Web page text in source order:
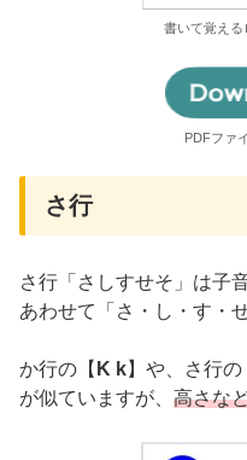
書いて覚える
PDFファ
さ行
さ行「さしすせそ」は子
あわせて「さ・し・す・
か行の【 K k】や、さ行の
が似ていますが、 高さな